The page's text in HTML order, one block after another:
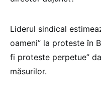
Liderul sindical
oameni” la proteste în
fi proteste perpetue”
măsurilor.